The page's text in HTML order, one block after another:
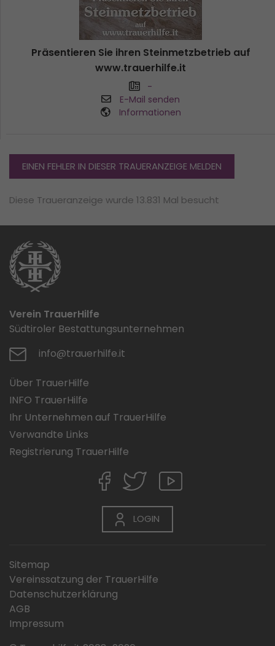
Präsentieren Sie ihren Steinmetzbetrieb auf
www.trauerhilfe.it
-
E-Mail senden
Informationen
EINEN FEHLER IN DIESER TRAUERANZEIGE MELDEN
Diese Traueranzeige wurde 13.831 Mal besucht
Verein TrauerHilfe
Südtiroler Bestattungsunternehmen
info@trauerhilfe.it
Über TrauerHilfe
INFO TrauerHilfe
Ihr Unternehmen auf TrauerHilfe
Verwandte Links
Registrierung TrauerHilfe
LOGIN
Sitemap
Vereinssatzung der TrauerHilfe
Datenschutzerklärung
AGB
Impressum